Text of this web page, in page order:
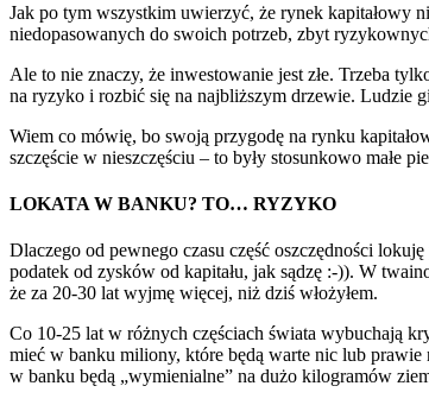
Jak po tym wszystkim uwierzyć, że rynek kapitałowy
niedopasowanych do swoich potrzeb, zbyt
Ale to nie znaczy, że inwestowanie jest złe. Trzeba
na ryzyko i rozbić się na najbliższym drzewie. Ludzie
Wiem co mówię, bo swoją przygodę na rynku
szczęście w nieszczęściu – to były stosunkowo małe
LOKATA W BANKU? TO… RYZYKO
Dlaczego od pewnego czasu część oszczędności
podatek od zysków od kapitału, jak sądzę :-)). W
że za 20-30 lat wyjmę więcej, niż dziś włożyłem.
Co 10-25 lat w różnych częściach świata wybuchają
mieć w banku miliony, które będą warte nic lub prawie
w banku będą „wymienialne” na dużo kilogramów